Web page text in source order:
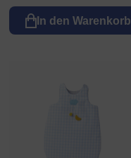
In den Warenkorb